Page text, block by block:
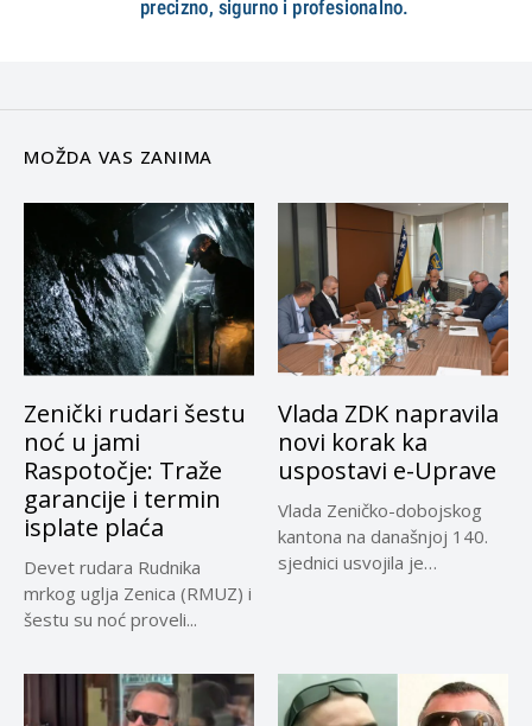
MOŽDA VAS ZANIMA
Zenički rudari šestu
noć u jami
Raspotočje: Traže
garancije i termin
isplate plaća
Devet rudara Rudnika
mrkog uglja Zenica (RMUZ) i
šestu su noć proveli...
Vlada ZDK napravila
novi korak ka
uspostavi e-Uprave
Vlada Zeničko-dobojskog
kantona na današnjoj 140.
sjednici usvojila je